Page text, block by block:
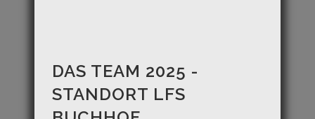
DAS TEAM 2025 -
STANDORT LFS